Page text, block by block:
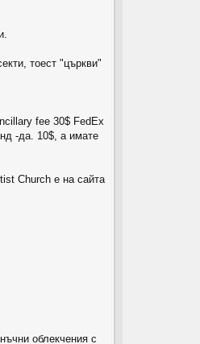
тоест "църкви"
fee 30$ FedEx
-да. 10$, а имате
Church e на сайта
облекчения с